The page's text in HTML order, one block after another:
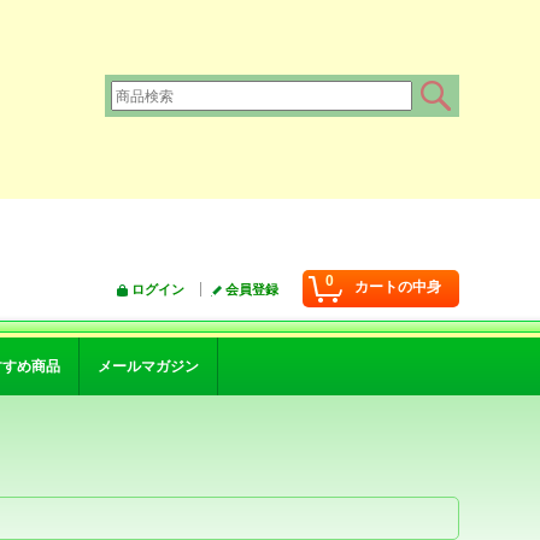
0 カートの中身
ログイン 会員登録
すめ商品 メールマガジン